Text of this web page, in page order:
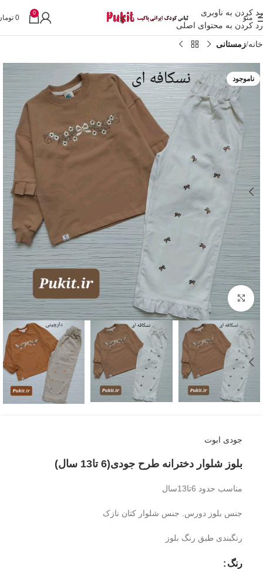
رد کردن به ناوبری
رد کردن به محتوای اصلی
منو
0
0
خانه زمستانی
ناموجود
بزرگنمایی تصویر
جودی ابوت
بلوز شلوار دخترانه طرح جودی(6 تا13 سال)
مناسب حدود 6تا13سال
جنس بلوز دورس. جنس شلوار کتان نازک
رنگبندی طبق رنگ بلوز
رنگ